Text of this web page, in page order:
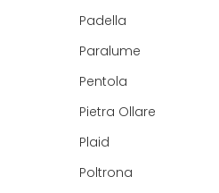
Padella
Paralume
Pentola
Pietra Ollare
Plaid
Poltrona